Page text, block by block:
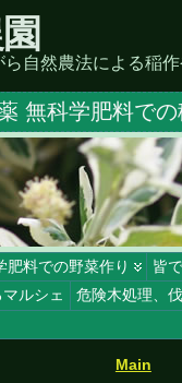
自然農法による稲
無科学肥料で
肥料での野菜作り
皆
ルシェ
危険木処理、
Main